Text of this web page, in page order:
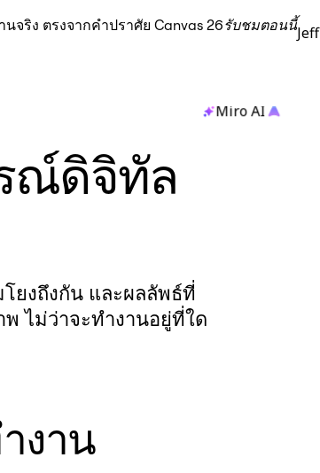
จริง ตรงจากคำปราศัย Canvas 26รับชมตอนนี้Jeff
Miro AI
ณ์ดิจิทัล
ยงถึงกัน และผลลัพธ์ที่
ไม่ว่าจะทำงานอยู่ที่ใด
งาน